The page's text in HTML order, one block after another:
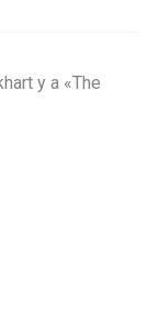
y a «The